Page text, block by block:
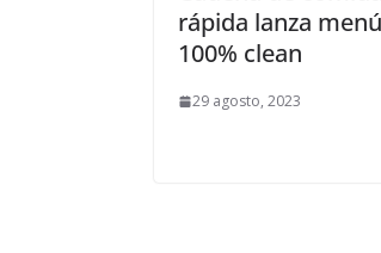
rápida lanza menú
100% clean
29 agosto, 2023